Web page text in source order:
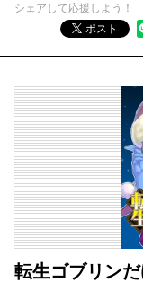
シェアして応援しよう！
ポスト
転生ゴブリン